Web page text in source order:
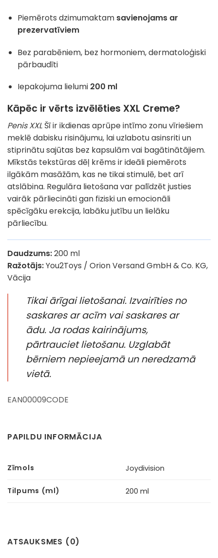
Piemērots dzimumaktam savienojams ar
prezervatīviem
Bez parabēniem, bez hormoniem, dermatoloģiski
pārbaudīti
Iepakojuma lielumi 200 ml
Kāpēc ir vērts izvēlēties XXL Creme?
Penis XXL Šī ir ikdienas aprūpe intīmo zonu vīriešiem
meklē dabisku risinājumu, lai uzlabotu asinsriti un
stiprinātu sajūtas bez kapsulām vai bagātinātājiem.
Mīkstās tekstūras dēļ krēms ir ideāli piemērots
ilgākām masāžām, kas ne tikai stimulē, bet arī
atslābina. Regulāra lietošana var palīdzēt justies
vairāk pārliecināti gan fiziski un emocionāli
spēcīgāku erekcija, labāku jutību un lielāku
pārliecību.
Daudzums:200 ml
Ražotājs:You2Toys / Orion Versand GmbH & Co. KG,
Vācija
Tikai ārīgai lietošanai. Izvairīties no
saskares ar acīm vai saskares ar
ādu. Ja rodas kairinājums,
pārtrauciet lietošanu. Uzglabāt
bērniem nepieejamā un neredzamā
vietā.
EAN00009CODE
PAPILDU INFORMĀCIJA
Zīmols Joydivision
Tilpums (ml) 200 ml
ATSAUKSMES (0)